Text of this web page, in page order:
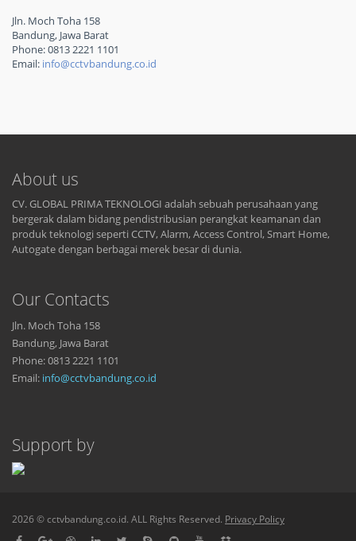
Jln. Moch Toha 158
Bandung, Jawa Barat
Phone: 0813 2221 1101
Email: info@cctvbandung.co.id
About us
CV. GLOBAL PRIMA TEKNOLOGI adalah sebuah perusahaan yang
bergerak dalam bidang pendistribusian perangkat keamanan dan
produk teknologi seperti CCTV, Alarm, Access Control, Smart Home,
Autogate dengan berbagai merek besar di dunia.
Our Contacts
Jln. Moch Toha 158
Bandung, Jawa Barat
Phone: 0813 2221 1101
Email: info@cctvbandung.co.id
Support by
2026 © cctvbandung.co.id. ALL Rights Reserved. Privacy Policy